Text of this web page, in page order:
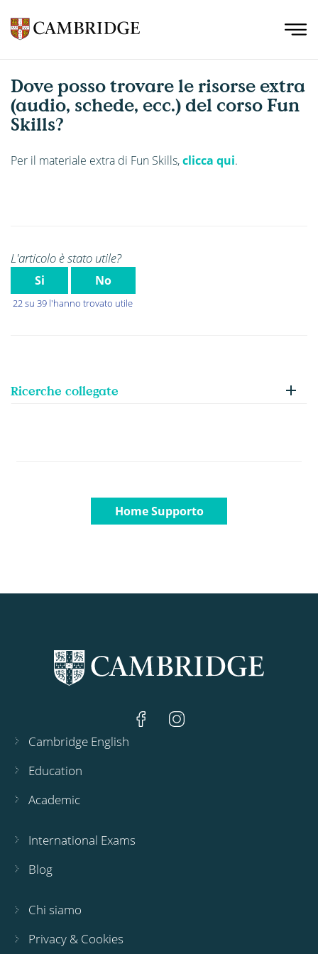
Dove posso trovare le risorse extra
(audio, schede, ecc.) del corso Fun
Skills?
Per il materiale extra di Fun Skills,clicca qui.
L'articolo è stato utile?
Si No
22 su 39 l'hanno trovato utile
Ricerche collegate
Home Supporto
Cambridge English
Education
Academic
International Exams
Blog
Chi siamo
Privacy & Cookies